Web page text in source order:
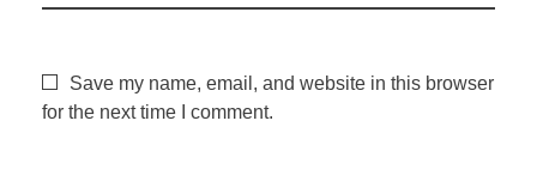
Save my name, email, and website in this browser
for the next time I comment.